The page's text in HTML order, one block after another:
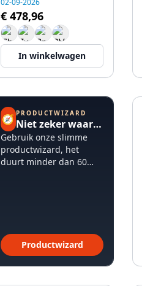
02-09-2026
€ 478,96
In winkelwagen
🧭 PRODUCTWIZARD
Niet zeker waar te beginnen?
Gebruik onze slimme
productwizard, het
duurt minder dan 60
Productwizard